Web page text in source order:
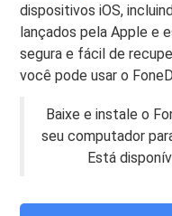
dispositivos iOS,
lançados pela Apple e
segura e fácil de
você pode usar o
Baixe e instale o
seu computador
Está